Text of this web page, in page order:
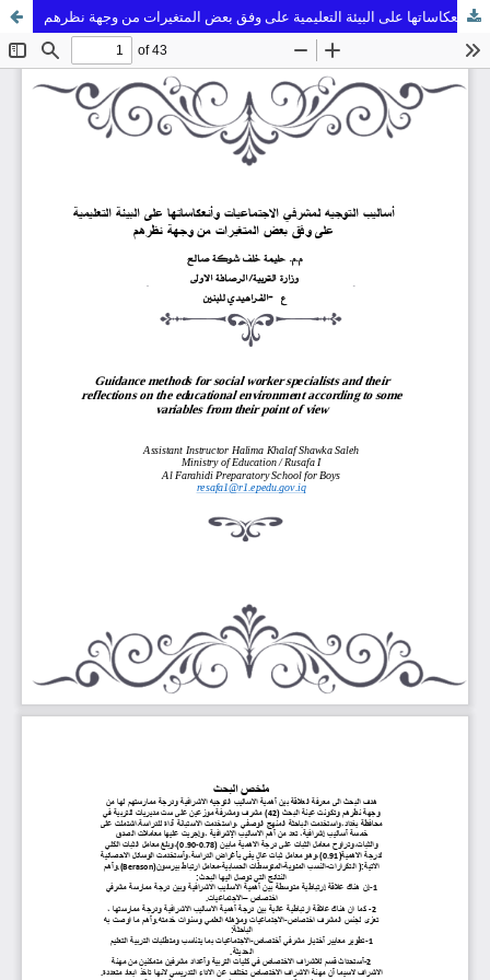
أساليب التوجيه لمشرفي الاجتماعيات وأنعكاساتها على البيئة التعليمية على وفق بعض المتغيرات من وجهة نظرهم